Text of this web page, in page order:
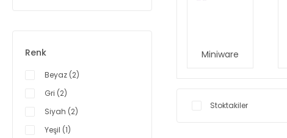
Renk
Beyaz (2)
Gri (2)
Siyah (2)
Yeşil (1)
Miniware
Stoktakiler